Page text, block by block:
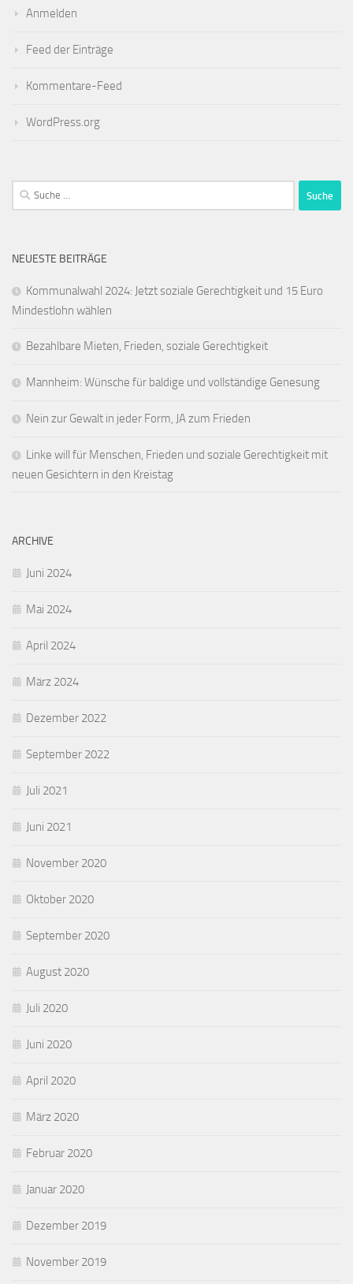
Anmelden
Feed der Einträge
Kommentare-Feed
WordPress.org
Suche
nach:
NEUESTE BEITRÄGE
Kommunalwahl 2024: Jetzt soziale Gerechtigkeit und 15 Euro
Mindestlohn wählen
Bezahlbare Mieten, Frieden, soziale Gerechtigkeit
Mannheim: Wünsche für baldige und vollständige Genesung
Nein zur Gewalt in jeder Form, JA zum Frieden
Linke will für Menschen, Frieden und soziale Gerechtigkeit mit
neuen Gesichtern in den Kreistag
ARCHIVE
Juni 2024
Mai 2024
April 2024
März 2024
Dezember 2022
September 2022
Juli 2021
Juni 2021
November 2020
Oktober 2020
September 2020
August 2020
Juli 2020
Juni 2020
April 2020
März 2020
Februar 2020
Januar 2020
Dezember 2019
November 2019